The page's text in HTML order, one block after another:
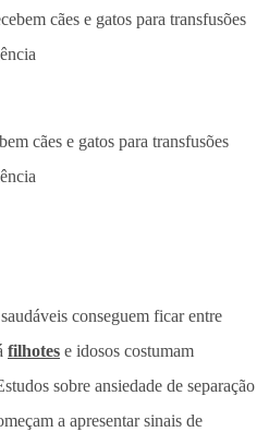
cães e gatos para transfusões
conseguem ficar entre
filhotes e idosos costumam
sobre ansiedade de separação
a apresentar sinais de